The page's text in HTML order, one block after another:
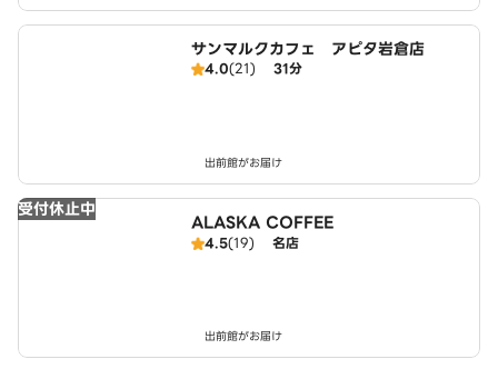
サンマルクカフェ アピタ岩倉店
4.0(21) 31分
出前館がお届け
受付休止中
ALASKA COFFEE
4.5(19) 名店
出前館がお届け